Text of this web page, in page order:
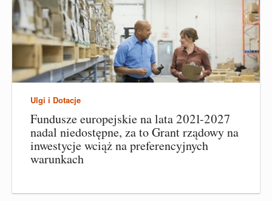
Ulgi i Dotacje
Fundusze europejskie na lata 2021-2027
nadal niedostępne, za to Grant rządowy na
inwestycje wciąż na preferencyjnych
warunkach